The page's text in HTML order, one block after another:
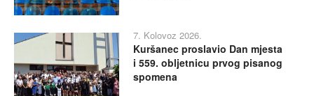
7. Kolovoz 2026.
Kuršanec proslavio Dan mjesta
i 559. obljetnicu prvog pisanog
spomena